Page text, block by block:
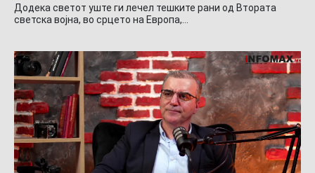
Додека светот уште ги лечел тешките рани од Втората
светска војна, во срцето на Европа,…